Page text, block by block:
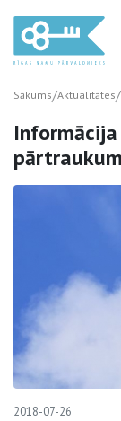
Sākums/Aktualitātes/
2018-07-26